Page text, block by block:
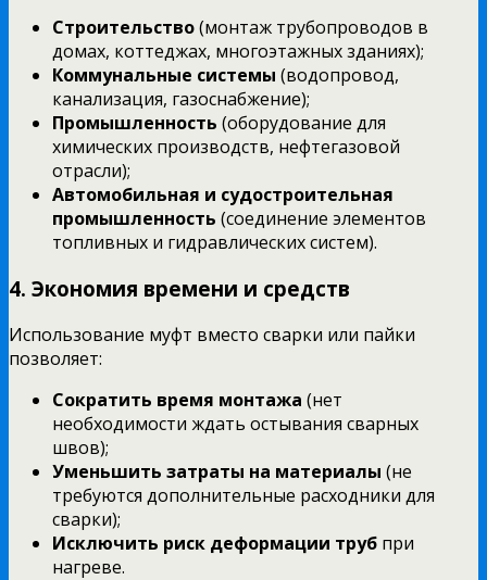
Строительство(монтаж трубопроводов в
домах, коттеджах, многоэтажных зданиях);
Коммунальные системы (водопровод,
канализация, газоснабжение);
Промышленность (оборудование для
химических производств, нефтегазовой
отрасли);
Автомобильная и судостроительная
промышленность (соединение элементов
топливных и гидравлических систем).
4. Экономия времени и средств
Использование муфт вместо сварки или пайки
позволяет:
Сократить время монтажа (нет
необходимости ждать остывания сварных
швов);
Уменьшить затраты на материалы (не
требуются дополнительные расходники для
сварки);
Исключить риск деформации труб при
нагреве.